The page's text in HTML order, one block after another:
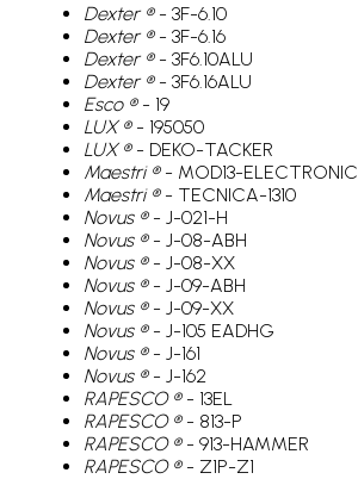
Dexter ®- 3F-6.10
Dexter ®- 3F-6.16
Dexter ®- 3F6.10ALU
Dexter ®- 3F6.16ALU
Esco ®- 19
LUX ®- 195050
LUX ®- DEKO-TACKER
Maestri ®- MOD13-ELECTRONIC
Maestri ®- TECNICA-1310
Novus ®- J-021-H
Novus ®- J-08-ABH
Novus ®- J-08-XX
Novus ®- J-09-ABH
Novus ®- J-09-XX
Novus ®- J-105 EADHG
Novus ®- J-161
Novus ®- J-162
RAPESCO ®- 13EL
RAPESCO ®- 813-P
RAPESCO ®- 913-HAMMER
RAPESCO ®- Z1P-Z1